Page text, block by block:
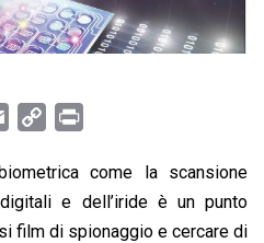
a
i
l
p
y
L
n
t
come la scansione
e dell’iride è un punto
film di spionaggio e cercare di